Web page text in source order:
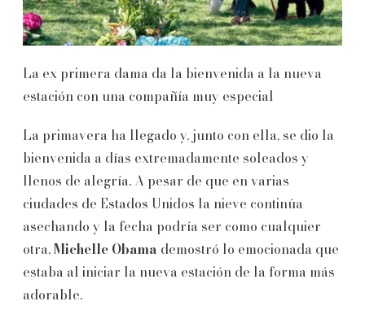
La ex primera dama da la bienvenida a la nueva
estación con una compañía muy especial
La primavera ha llegado y, junto con ella, se dio la
bienvenida a días extremadamente soleados y
llenos de alegría. A pesar de que en varias
ciudades de Estados Unidos la nieve continúa
asechando y la fecha podría ser como cualquier
otra,Michelle Obama demostró lo emocionada que
estaba al iniciar la nueva estación de la forma más
adorable.